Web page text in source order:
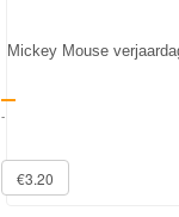
Mickey Mouse
-
€3.20